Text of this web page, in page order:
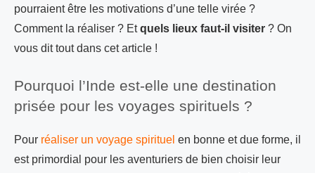
pourraient être les motivations d’une telle virée ?
Comment la réaliser ? Etquels lieux faut-il visiter ? On
vous dit tout dans cet article !
Pourquoi l’Inde est-elle une destination
prisée pour les voyages spirituels ?
Pour réaliser un voyage spirituel en bonne et due forme, il
est primordial pour les aventuriers de bien choisir leur